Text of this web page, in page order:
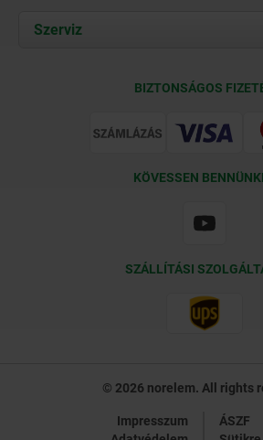
Kapcsolat
Documents
Szerviz
BIZTONSÁGOS
KÖVESSEN
SZÁLLÍTÁSI
© 2026 norelem. All rights
Impresszum
ÁSZF